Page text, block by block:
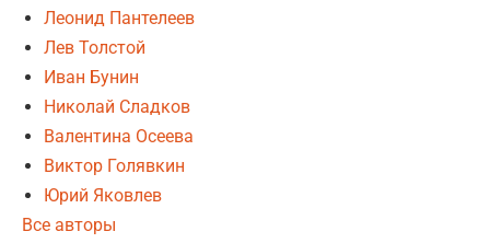
Леонид Пантелеев
Лев Толстой
Иван Бунин
Николай Сладков
Валентина Осеева
Виктор Голявкин
Юрий Яковлев
Все авторы